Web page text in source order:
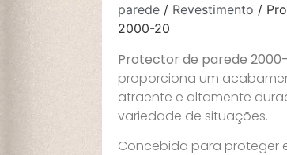
parede/ Revestimento /
2000-20
Protector de parede
proporciona um
atraente e altamente
variedade de situações.
Concebida para proteger